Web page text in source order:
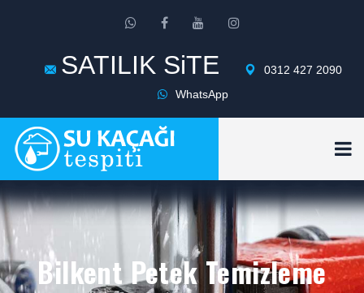
SATILIK SiTE
0312 427 2090
WhatsApp
Bilkent Petek Temizleme